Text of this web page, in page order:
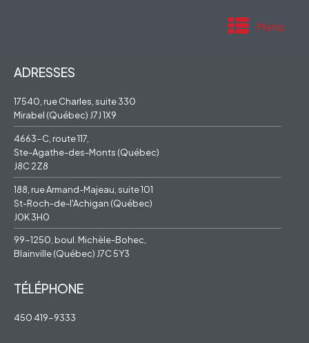
Menu
ADRESSES
17540, rue Charles, suite 330
Mirabel (Québec) J7J 1X9
4663-C, route 117,
Ste-Agathe-des-Monts (Québec)
J8C 2Z8
188, rue Armand-Majeau, suite 101
St-Roch-de-l'Achigan (Québec)
J0K 3H0
99-1250, boul. Michèle-Bohec,
Blainville (Québec) J7C 5Y3
TÉLÉPHONE
450 419-9333